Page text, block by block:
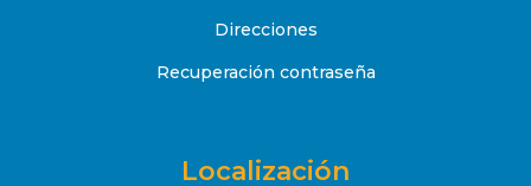
Direcciones
Recuperación contraseña
Localización